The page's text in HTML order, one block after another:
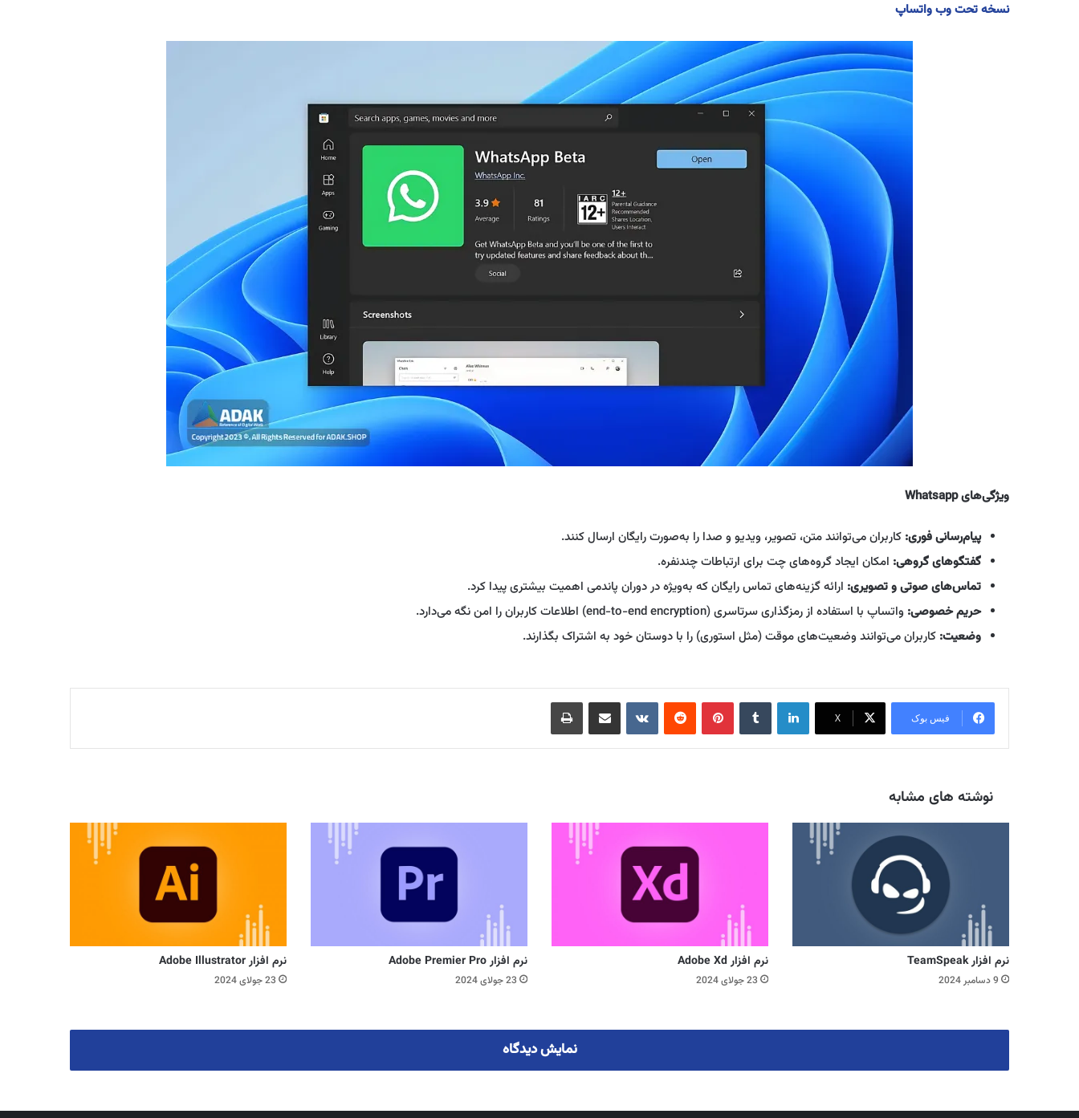
نسخه تحت وب واتساپ
ویژگی‌های Whatsapp
پیام‌رسانی فوری: کاربران می‌توانند متن، تصویر، ویدیو و صدا را به‌صورت رایگان ارسال کنند.
گفتگوهای گروهی: امکان ایجاد گروه‌های چت برای ارتباطات چندنفره.
تماس‌های صوتی و تصویری: ارائه گزینه‌های تماس رایگان که به‌ویژه در دوران پاندمی اهمیت بیشتری پیدا کرد.
حریم خصوصی: واتساپ با استفاده از رمزگذاری سرتاسری (end-to-end encryption) اطلاعات کاربران را امن نگه می‌دارد.
وضعیت: کاربران می‌توانند وضعیت‌های موقت (مثل استوری) را با دوستان خود به اشتراک بگذارند.
فیس بوک X
لینکدین ‫پین‌ترست ‫رددیت اشتراک گذاری از طریق ایمیل
نوشته های مشابه
نرم افزار TeamSpeak
9 دسامبر 2024
نرم افزار Adobe Xd
23 جولای 2024
نرم افزار Adobe Premier Pro
23 جولای 2024
نرم افزار Adobe Illustrator
23 جولای 2024
نمایش دیدگاه